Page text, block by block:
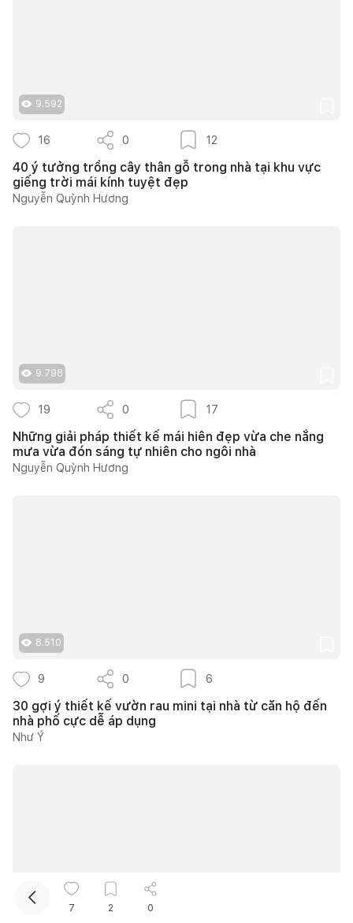
9.592
16 0 12
40 ý tưởng trồng cây thân gỗ trong nhà tại khu vực
giếng trời mái kính tuyệt đẹp
Nguyễn Quỳnh Hương
9.798
19 0 17
Những giải pháp thiết kế mái hiên đẹp vừa che nắng
mưa vừa đón sáng tự nhiên cho ngôi nhà
Nguyễn Quỳnh Hương
8.510
9 0 6
30 gợi ý thiết kế vườn rau mini tại nhà từ căn hộ đến
nhà phố cực dễ áp dụng
Như Ý
7 2 0